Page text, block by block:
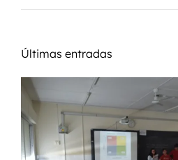
Últimas entradas